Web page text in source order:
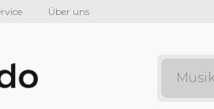
Über uns
Musik